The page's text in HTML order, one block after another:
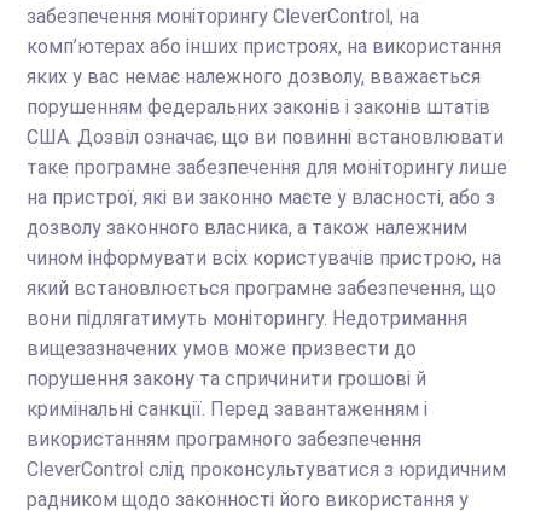
забезпечення моніторингу CleverControl, на
комп’ютерах або інших пристроях, на використання
яких у вас немає належного дозволу, вважається
порушенням федеральних законів і законів штатів
США. Дозвіл означає, що ви повинні встановлювати
таке програмне забезпечення для моніторингу лише
на пристрої, які ви законно маєте у власності, або з
дозволу законного власника, а також належним
чином інформувати всіх користувачів пристрою, на
який встановлюється програмне забезпечення, що
вони підлягатимуть моніторингу. Недотримання
вищезазначених умов може призвести до
порушення закону та спричинити грошові й
кримінальні санкції. Перед завантаженням і
використанням програмного забезпечення
CleverControl слід проконсультуватися з юридичним
радником щодо законності його використання у